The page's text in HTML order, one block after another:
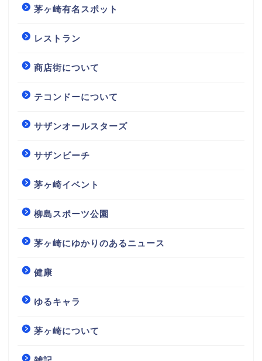
茅ヶ崎有名スポット
レストラン
商店街について
テコンドーについて
サザンオールスターズ
サザンビーチ
茅ヶ崎イベント
柳島スポーツ公園
茅ヶ崎にゆかりのあるニュース
健康
ゆるキャラ
茅ヶ崎について